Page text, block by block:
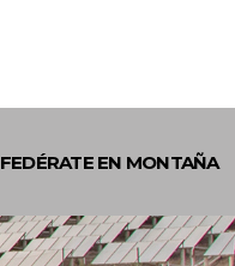
FEDÉRATE EN MONTAÑA